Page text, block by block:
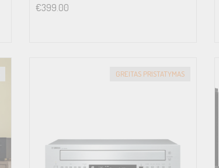
€399.00
GREITAS PRISTATYMAS